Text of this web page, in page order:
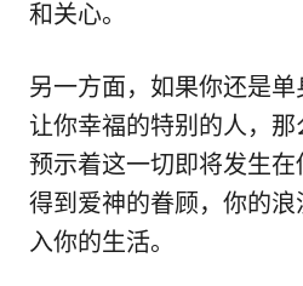
和关心。
另一方面，如果你还是
让你幸福的特别的人，那
预示着这一切即将发生
得到爱神的眷顾，你的
入你的生活。